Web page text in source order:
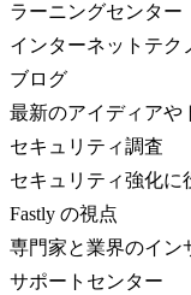
ラーニングセンター
インターネットテク
ブログ
最新のアイディアや
セキュリティ調査
セキュリティ強化に
Fastly の視点
専門家と業界のイン
サポートセンター